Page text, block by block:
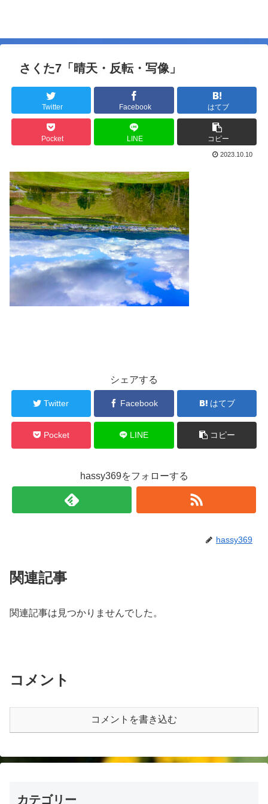
さくた7「晴天・反転・写像」
Twitter Facebook はてブ
Pocket LINE コピー
2023.10.10
シェアする
Twitter Facebook はてブ
Pocket LINE コピー
hassy369をフォローする
hassy369
関連記事
関連記事は見つかりませんでした。
コメント
コメントを書き込む
カテゴリー